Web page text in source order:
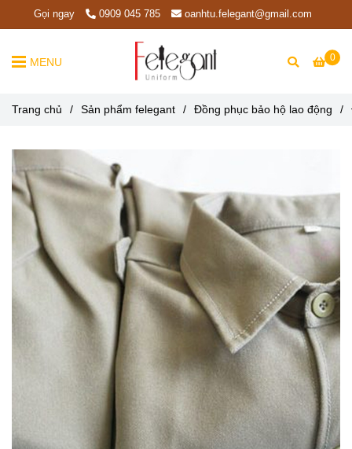
Gọi ngay 0909 045 785 oanhtu.felegant@gmail.com
0
MENU
Trang chủ / Sản phẩm felegant / Đồng phục bảo hộ lao động /